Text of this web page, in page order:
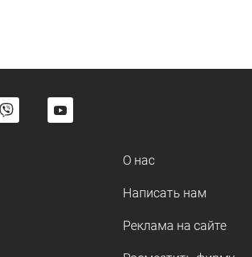
О нас
Написать нам
Реклама на сайте